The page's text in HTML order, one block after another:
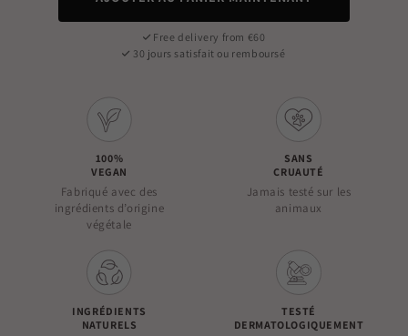
100%
VEGAN
Fabriqué avec des
ingrédients d’origine
végétale
SANS
CRUAUTÉ
Jamais testé sur les
animaux
INGRÉDIENTS
NATURELS
TESTÉ
DERMATOLOGIQUEMENT
Free delivery from €60
30 jours satisfait ou remboursé